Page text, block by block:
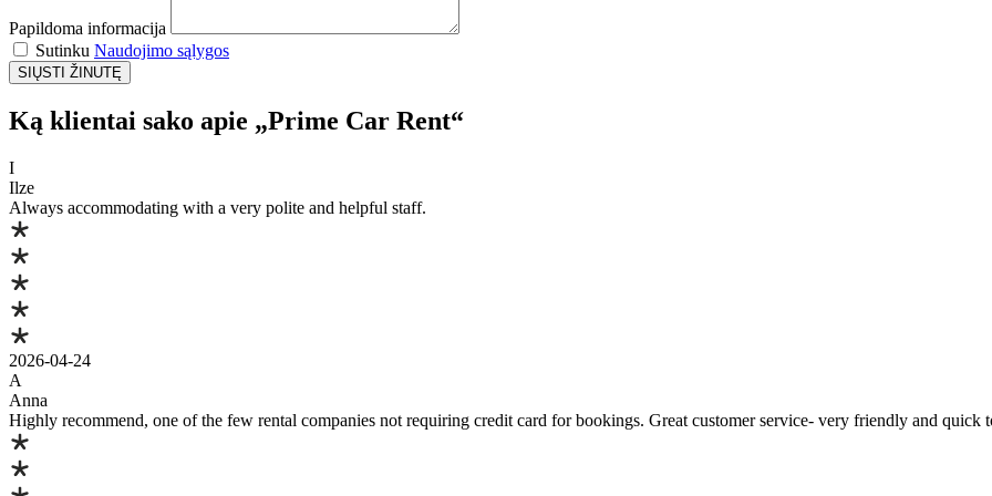
Papildoma informacija
Sutinku Naudojimo sąlygos
Ką klientai sako apie „Prime Car Rent“
I
Ilze
Always accommodating with a very polite and helpful staff.
2026-04-24
A
Anna
Highly recommend, one of the few rental companies not requiring credit card for bookings. Great customer service- very friendly and quick